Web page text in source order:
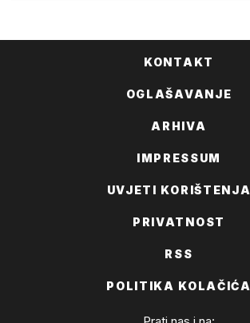
KONTAKT
OGLAŠAVANJE
ARHIVA
IMPRESSUM
UVJETI KORIŠTENJA
PRIVATNOST
RSS
POLITIKA KOLAČIĆA